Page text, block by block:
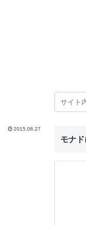
2015.06.27
モナ